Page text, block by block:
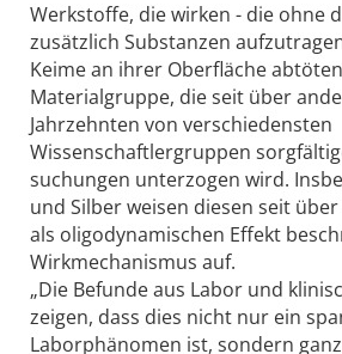
Werkstoffe, die wirken - die ohne
zusätzlich Substanzen
Keime an ihrer Oberfläche
Materialgruppe, die seit über
Jahrzehnten von verschiedensten
Wissenschaftlergruppen
suchungen unterzogen wird.
und Silber weisen diesen seit
als oligo­dynamischen Effekt
Wirkmechanismus auf.
„Die Befunde aus Labor und
zeigen, dass dies nicht nur ein
Laborphänomen ist, sondern